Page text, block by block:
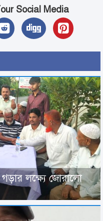
Social Media
লক্ষ্যে জোরালো